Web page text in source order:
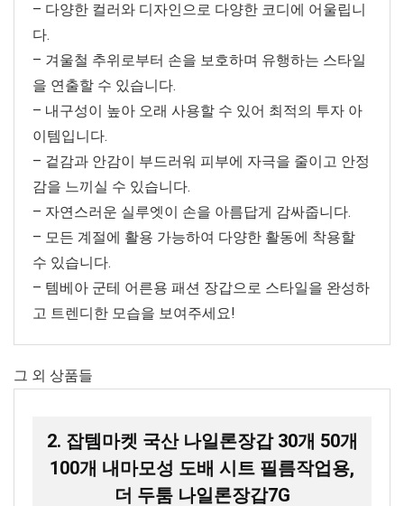
– 다양한 컬러와 디자인으로 다양한 코디에 어울립니
다.
– 겨울철 추위로부터 손을 보호하며 유행하는 스타일
을 연출할 수 있습니다.
– 내구성이 높아 오래 사용할 수 있어 최적의 투자 아
이템입니다.
– 겉감과 안감이 부드러워 피부에 자극을 줄이고 안정
감을 느끼실 수 있습니다.
– 자연스러운 실루엣이 손을 아름답게 감싸줍니다.
– 모든 계절에 활용 가능하여 다양한 활동에 착용할
수 있습니다.
– 템베아 군테 어른용 패션 장갑으로 스타일을 완성하
고 트렌디한 모습을 보여주세요!
그 외 상품들
2. 잡템마켓 국산 나일론장갑 30개 50개
100개 내마모성 도배 시트 필름작업용,
더 두툼 나일론장갑7G